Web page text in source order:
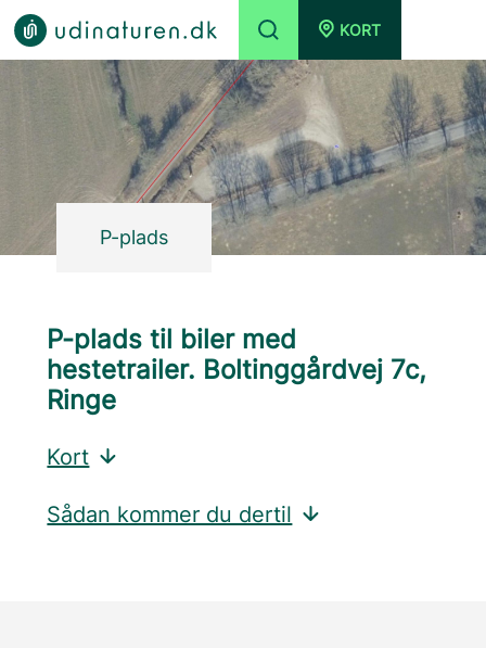
KORT
P-plads
P-plads til biler med
hestetrailer. Boltinggårdvej 7c,
Ringe
Kort
Sådan kommer du dertil